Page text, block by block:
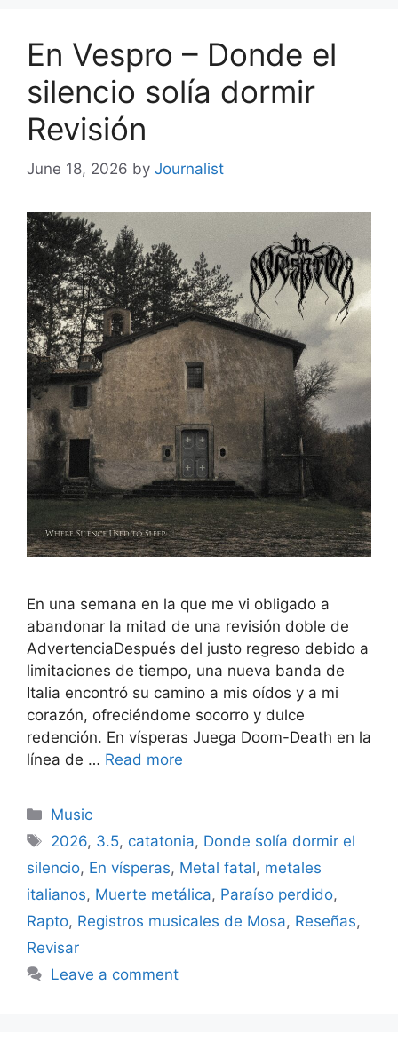
En Vespro – Donde el
silencio solía dormir
Revisión
June 18, 2026 by Journalist
En una semana en la que me vi obligado a
abandonar la mitad de una revisión doble de
AdvertenciaDespués del justo regreso debido a
limitaciones de tiempo, una nueva banda de
Italia encontró su camino a mis oídos y a mi
corazón, ofreciéndome socorro y dulce
redención. En vísperas Juega Doom-Death en la
línea de … Read more
Categories
Music
Tags
2026, 3.5, catatonia, Donde solía dormir el
silencio, En vísperas, Metal fatal, metales
italianos, Muerte metálica, Paraíso perdido,
Rapto, Registros musicales de Mosa, Reseñas,
Revisar
Leave a comment